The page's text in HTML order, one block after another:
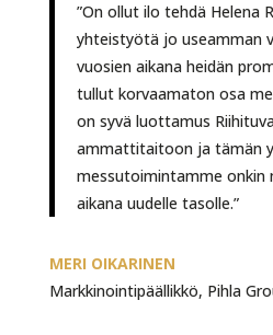
”On ollut ilo tehdä Helena
yhteistyötä jo useamman
vuosien aikana heidän
tullut korvaamaton osa
on syvä luottamus
ammattitaitoon ja tämän
messutoimintamme onkin
aikana uudelle tasolle.”
MERI OIKARINEN
Markkinointipäällikkö, Pihla